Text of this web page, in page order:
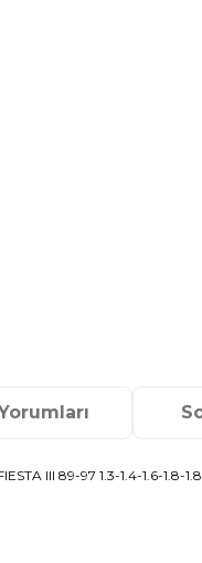
III 89-97 1.3-1.4-1.6-1.8-